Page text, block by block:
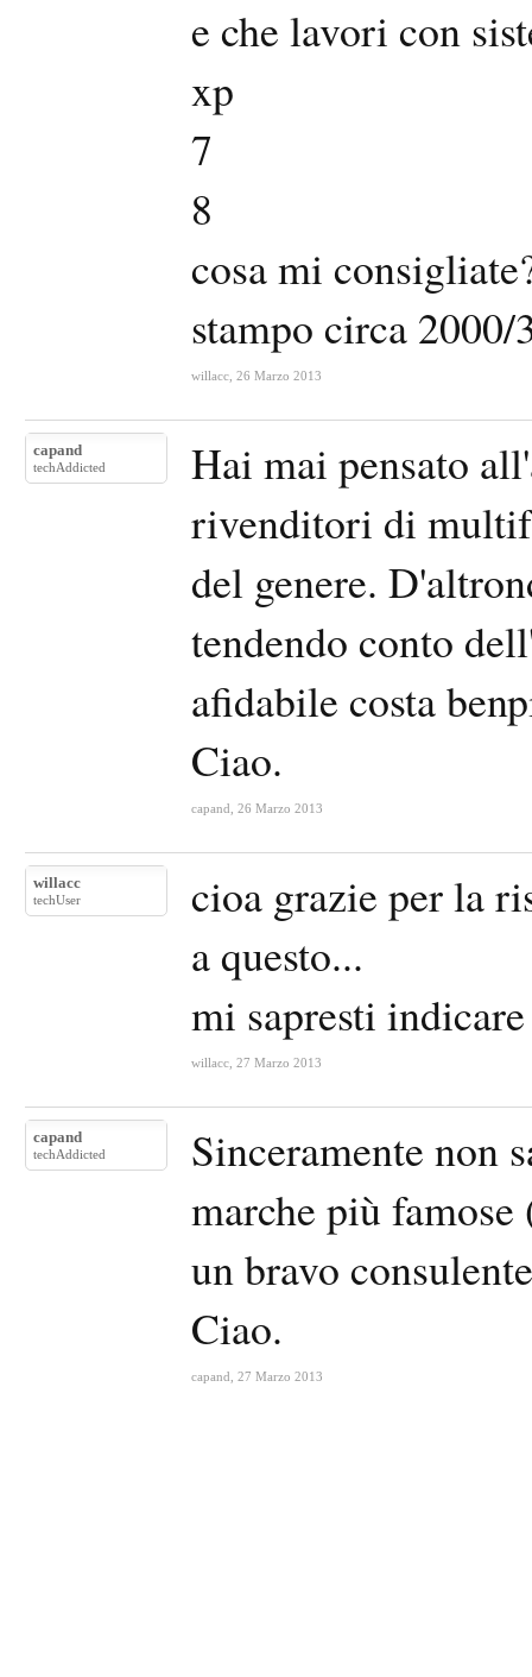
e che lavori con
xp
7
8
cosa mi
stampo circa
willacc 26 Marzo 2013
capand
techAddicted
Hai mai pensato
rivenditori di
del genere.
tendendo conto
afidabile costa
Ciao.
capand 26 Marzo 2013
willacc
techUser
cioa grazie per la
a questo...
mi sapresti
willacc 27 Marzo 2013
capand
techAddicted
Sinceramente non
marche più
un bravo
Ciao.
capand 27 Marzo 2013